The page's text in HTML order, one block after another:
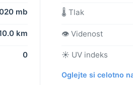
mb
km
0
🌡️ Tlak
👁️ Videnost
☀️ UV indeks
Oglejte si celotno